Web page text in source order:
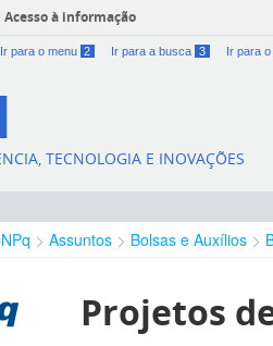
Acesso à informação
Ir para o menu 2 Ir para a busca 3 Ir para
TECNOLOGIA E INOVAÇÕES
Assuntos Bolsas e Auxílios
Projetos